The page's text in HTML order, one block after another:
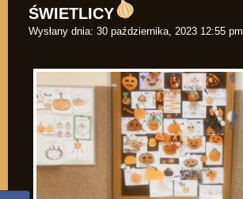
ŚWIETLICY
Wysłany dnia: 30 października, 2023 12:55 pm